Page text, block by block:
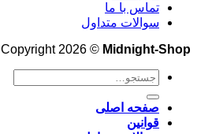
تماس با ما
سوالات متداول
Copyright 2026 © Midnight-Shop
جستجو
صفحه اصلی
قوانین